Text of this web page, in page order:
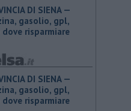
DI SIENA —
gasolio, gpl,
dove risparmiare
DI SIENA —
gasolio, gpl,
dove risparmiare